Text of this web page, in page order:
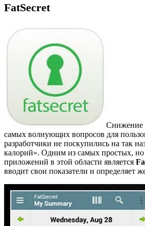
FatSecret
Снижение
самых волнующих вопросов для
разработчики не поскупились на так
калорий». Одним из самых простых,
приложений в этой области является
вводит свои показатели и определяет